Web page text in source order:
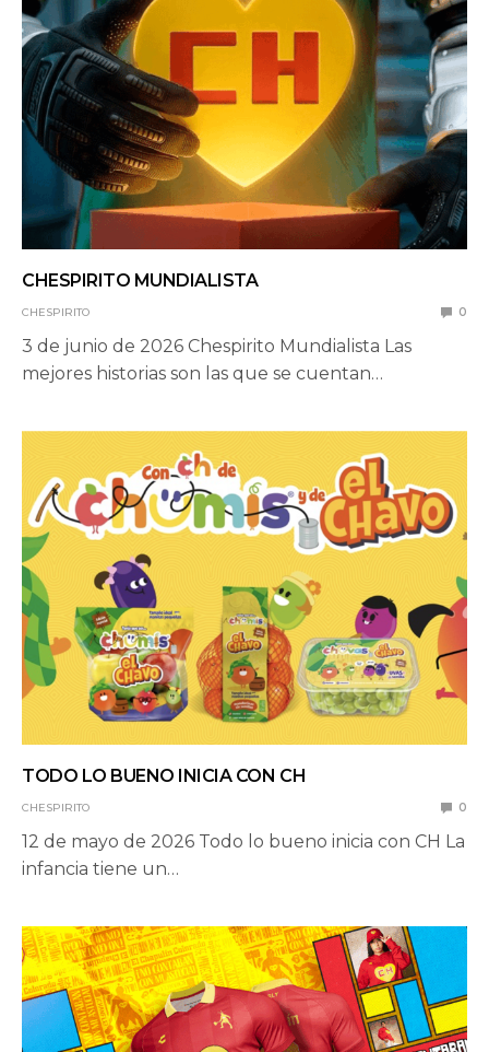
CHESPIRITO MUNDIALISTA
CHESPIRITO 0
3 de junio de 2026 Chespirito Mundialista Las
mejores historias son las que se cuentan…
TODO LO BUENO INICIA CON CH
CHESPIRITO 0
12 de mayo de 2026 Todo lo bueno inicia con CH La
infancia tiene un…